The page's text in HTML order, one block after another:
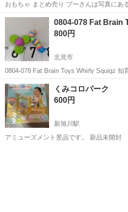
おもちゃ まとめ売り プーさんは写真にあるブロックが全てです。 数
えてません。ふたにシールはってありま
がないです 音問題なくなります パズル一
ると思います 色々お気にな...
北海道 札幌市
0804-078 Fat
800円
北見市
0804-078 Fat Brain Toys Whirly Squigz 知育玩具 【状態】 ・
う多少のスレ、キズ、落としきれない汚
地でご確認ください ・お値引きは出来か...
北海道 北見市 おもちゃ Brain
くみコロパーク
600円
新旭川駅
アミューズメント景品です。 新品未開封